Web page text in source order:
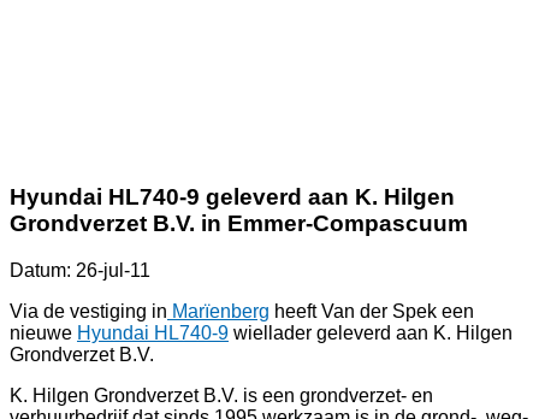
Hyundai HL740-9 geleverd aan K. Hilgen
Grondverzet B.V. in Emmer-Compascuum
Datum: 26-jul-11
Via de vestiging in Marïenberg heeft Van der Spek een
nieuwe Hyundai HL740-9 wiellader geleverd aan K. Hilgen
Grondverzet B.V.
K. Hilgen Grondverzet B.V. is een grondverzet- en